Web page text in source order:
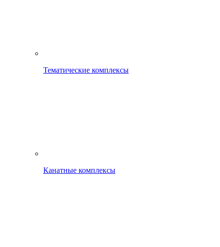
Тематические комплексы
Канатные комплексы